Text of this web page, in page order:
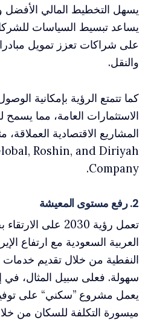
يسهل التخطيط المالي الأفضل
يساعد تبسيط السياسات
على شراكات تعزز تمويل
والنقل.
كما تتمتع الرؤية بإمكانية
الاستثمارات العامة، مما يسمح
Roshin, and Diriyah
Company.
2. رفع مستوى المعيشة
تعمل رؤية 2030
العربية السعودية مع ارتفاع
النفطية من خلال تقديم خدمات
سهولة. فعلى سبيل المثال، في
يعمل مشروع ”سكني“ على
ميسورة التكلفة للسكان من